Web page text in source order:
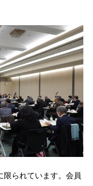
限られています。会員